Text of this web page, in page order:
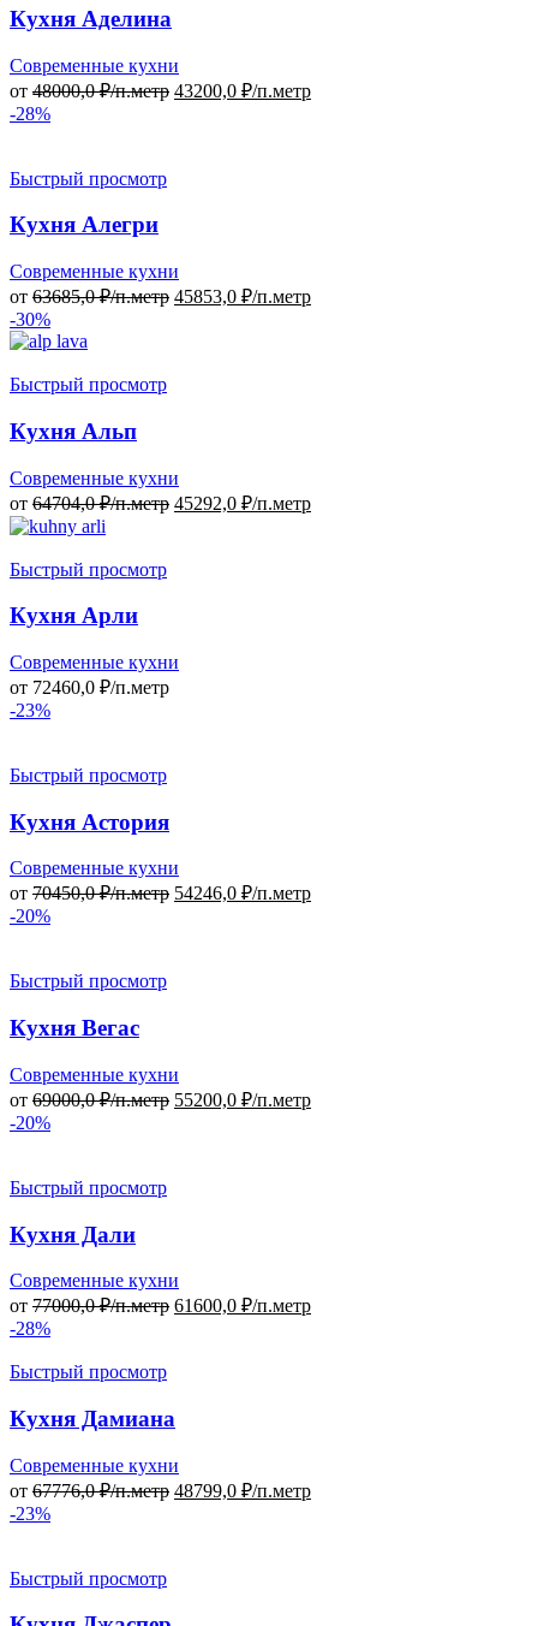
Кухня Аделина
Современные кухни
от 48000,0₽/п.метр 43200,0 ₽/п.метр
-28%
Быстрый просмотр
Кухня Алегри
Современные кухни
от 63685,0₽/п.метр 45853,0 ₽/п.метр
-30%
Быстрый просмотр
Кухня Альп
Современные кухни
от 64704,0₽/п.метр 45292,0 ₽/п.метр
Быстрый просмотр
Кухня Арли
Современные кухни
от 72460,0 ₽/п.метр
-23%
Быстрый просмотр
Кухня Астория
Современные кухни
от 70450,0₽/п.метр 54246,0 ₽/п.метр
-20%
Быстрый просмотр
Кухня Вегас
Современные кухни
от 69000,0₽/п.метр 55200,0 ₽/п.метр
-20%
Быстрый просмотр
Кухня Дали
Современные кухни
от 77000,0₽/п.метр 61600,0 ₽/п.метр
-28%
Быстрый просмотр
Кухня Дамиана
Современные кухни
от 67776,0₽/п.метр 48799,0 ₽/п.метр
-23%
Быстрый просмотр